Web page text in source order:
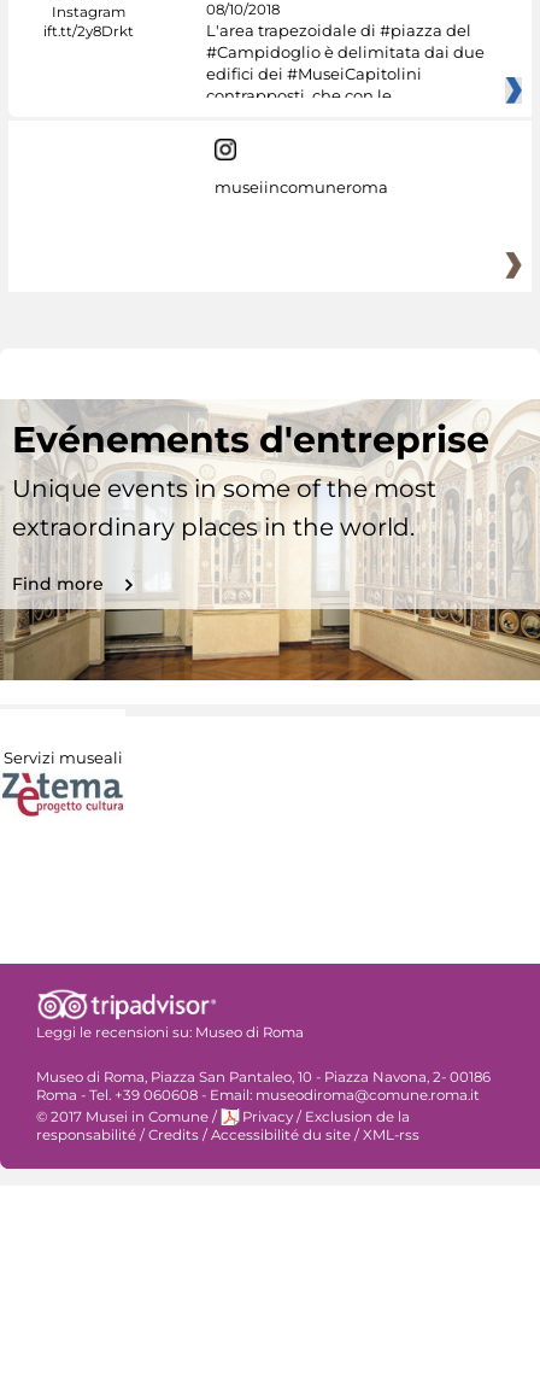
08/10/2018
L'area trapezoidale di #piazza del
#Campidoglio è delimitata dai due
edifici dei #MuseiCapitolini
contrapposti, che con le
museiincomuneroma
Evénements d'entreprise
Unique events in some of the most
extraordinary places in the world.
Find more
Servizi museali
Leggi le recensioni su: Museo di Roma
Museo di Roma, Piazza San Pantaleo, 10 - Piazza Navona, 2- 00186
Roma - Tel. +39 060608 - Email: museodiroma@comune.roma.it
© 2017 Musei in Comune / Privacy / Exclusion de la
responsabilité / Credits / Accessibilité du site / XML-rss